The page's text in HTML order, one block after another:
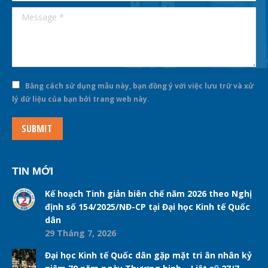
Message *
Bằng cách sử dụng mẫu này, bạn đồng ý với việc lưu trữ và xử
lý dữ liệu của bạn bởi trang web này.
SUBMIT
TIN MỚI
Kế hoạch Tinh giản biên chế năm 2026 theo Nghị
định số 154/2025/NĐ-CP tại Đại học Kinh tế Quốc
dân
29 Tháng 7, 2026
Đại học Kinh tế Quốc dân gặp mặt tri ân nhân kỷ